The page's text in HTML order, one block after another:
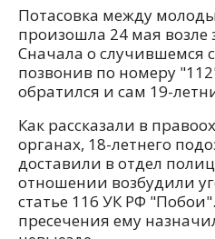
Потасовка между
произошла 24 мая
Сначала о случившемся
позвонив по номеру
обратился и сам 19-
Как рассказали в
органах, 18-летнего
доставили в отдел
отношении возбудили
статье 116 УК РФ
пресечения ему